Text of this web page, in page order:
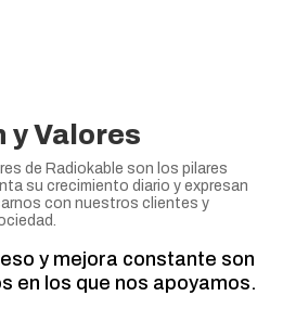
y Valores
de Radiokable son los pilares
su crecimiento diario y expresan
con nuestros clientes y
y mejora constante son
en los que nos apoyamos.